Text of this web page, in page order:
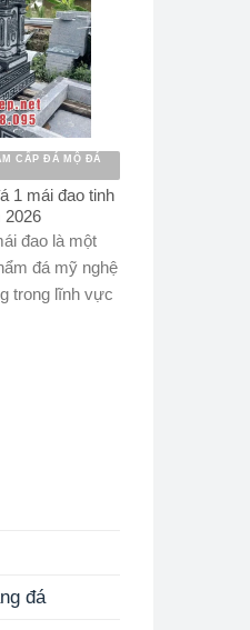
CẤP ĐÁ MỘ ĐÁ
1 mái đao tinh
2026
đao là một
đá mỹ nghệ
trong lĩnh vực
đá